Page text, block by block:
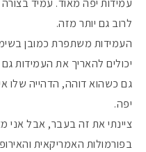
עמידות יפה מאוד. עמיד בצורה
לרוב גם יותר מזה.
העמידות משתפרת כמובן
יכולים להאריך את העמידות גם ל-12
גם כשהוא דוהה, הדהייה שלו
יפה.
ציינתי את זה בעבר, אבל אני
בפורמולות האמריקאית